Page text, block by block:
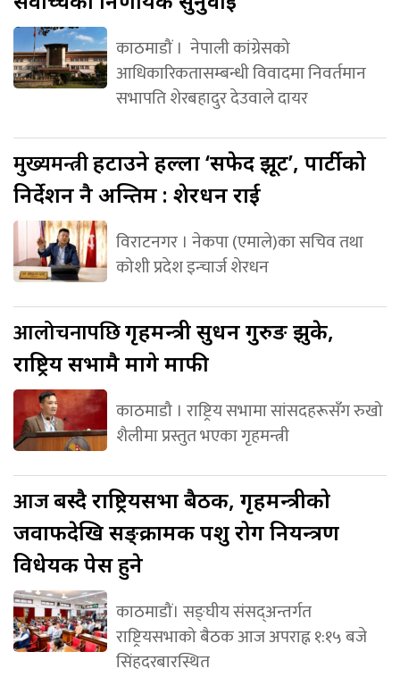
काठमाडौं । नेपाली कांग्रेसको
आधिकारिकतासम्बन्धी विवादमा निवर्तमान
सभापति शेरबहादुर देउवाले दायर
मुख्यमन्त्रीहटाउने हल्ला ‘सफेद झूट’, पार्टीको
निर्देशन नै अन्तिम : शेरधन राई
विराटनगर । नेकपा (एमाले)का सचिव तथा
कोशी प्रदेश इन्चार्ज शेरधन
आलोचनापछिगृहमन्त्री सुधन गुरुङ झुके,
राष्ट्रिय सभामै मागे माफी
काठमाडौ । राष्ट्रिय सभामा सांसदहरूसँग रुखो
शैलीमा प्रस्तुत भएका गृहमन्त्री
आजबस्दै राष्ट्रियसभा बैठक, गृहमन्त्रीको
जवाफदेखि सङ्क्रामक पशु रोग नियन्त्रण
विधेयक पेस हुने
काठमाडौं। सङ्घीय संसद्अन्तर्गत
राष्ट्रियसभाको बैठक आज अपराह्न १:१५ बजे
सिंहदरबारस्थित